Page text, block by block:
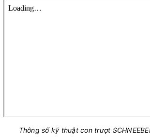
Thông số kỹ thuật con trượt